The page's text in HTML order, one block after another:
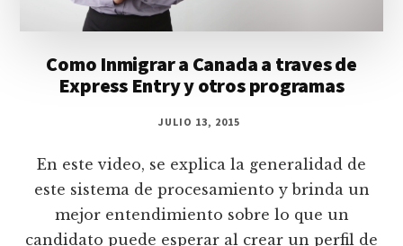
Como Inmigrar a Canada a traves de
Express Entry y otros programas
JULIO 13, 2015
En este video, se explica la generalidad de
este sistema de procesamiento y brinda un
mejor entendimiento sobre lo que un
candidato puede esperar al crear un perfil de